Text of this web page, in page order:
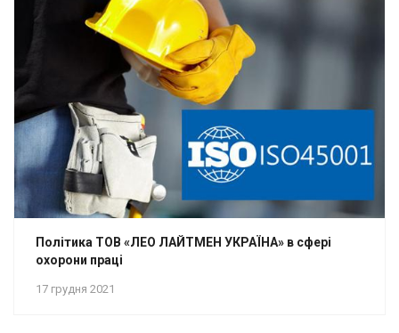
17 грудня 2021
Політика ТОВ «ЛЕО ЛАЙТМЕН УКРАЇНА» в сфері
охорони праці